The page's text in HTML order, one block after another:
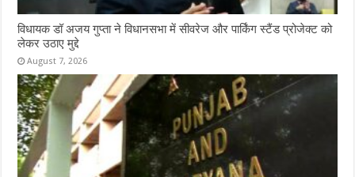
विधायक डॉ अजय गुप्ता ने विधानसभा में सीवरेज और पार्किंग स्टैंड प्रोजेक्ट को
लेकर उठाए मुद्दे
August 7, 2026